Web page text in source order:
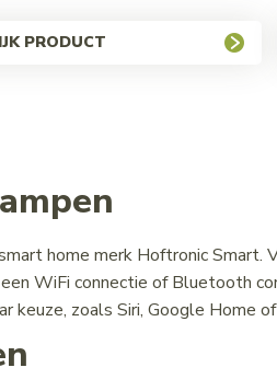
PRODUCT
home merk Hoftronic Smart.
WiFi connectie of Bluetooth
keuze, zoals Siri, Google Home